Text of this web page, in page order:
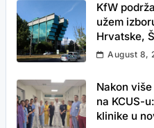
KfW
užem
Hrvatske,
August 8,
Nakon
na KCUS-
klinike u